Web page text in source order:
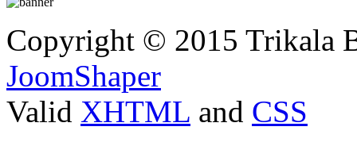
Copyright © 2015 Trikala
JoomShaper
Valid XHTML and CSS